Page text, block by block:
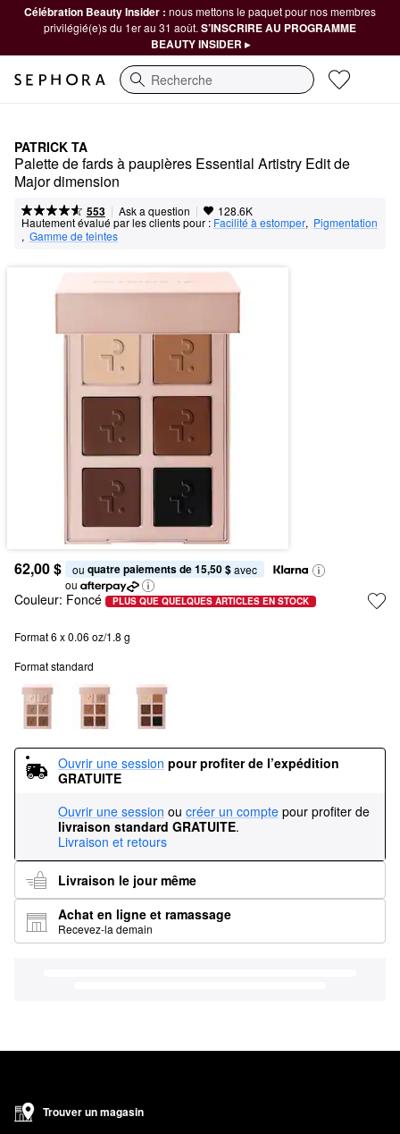
Célébration Beauty Insider : nous mettons le paquet pour nos membres
privilégié(e)s du 1er au 31 août. S’INSCRIRE AU PROGRAMME
BEAUTY INSIDER ▸
Recherche
PATRICK TA
Palette de fards à paupières Essential Artistry Edit de
Major dimension
553 | Ask a question | 128.6K
Hautement évalué par les clients pour : Facilité à estomper, Pigmentation
, Gamme de teintes
62,00 $ ou quatre paiements de 15,50 $ avec
ou
Couleur: Foncé PLUS QUE QUELQUES ARTICLES EN STOCK
Format 6 x 0.06 oz/1.8 g
Format standard
Ouvrir une session pour profiter de l’expédition
GRATUITE
Ouvrir une session ou créer un compte pour profiter de
livraison standard GRATUITE.
Livraison et retours
Livraison le jour même
Achat en ligne et ramassage
Recevez-la demain
Trouver un magasin